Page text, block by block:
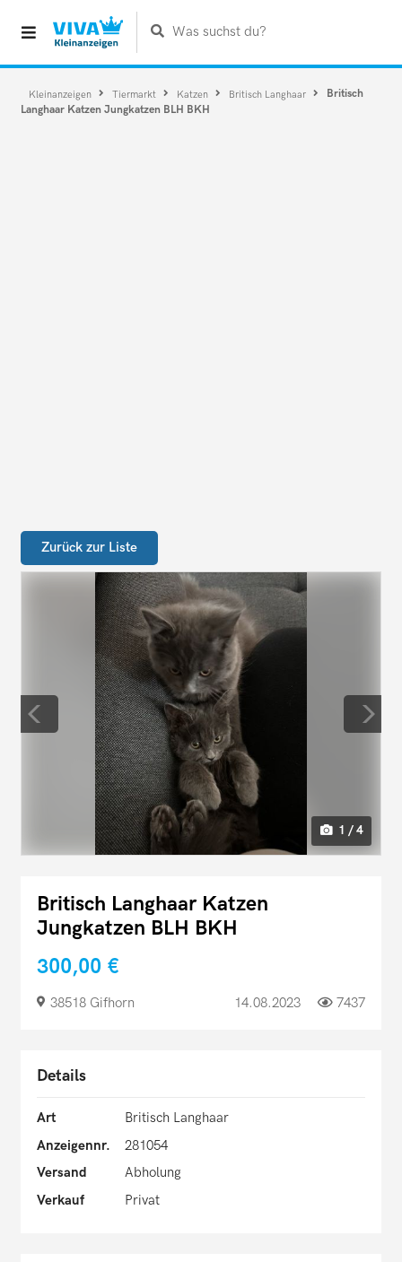
Was suchst du?
Kleinanzeigen Tiermarkt Katzen Britisch Langhaar
Britisch
Langhaar Katzen Jungkatzen BLH BKH
Zurück zur Liste
1 / 4
Britisch Langhaar Katzen
Jungkatzen BLH BKH
300,00 €
38518 Gifhorn 14.08.2023 7437
Details
Art
Britisch Langhaar
Anzeigennr.
281054
Versand
Abholung
Verkauf
Privat